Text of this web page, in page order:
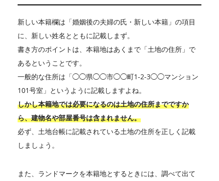
新しい本籍欄は「婚姻後の夫婦の氏・新しい本籍」の項目
に、新しい姓名とともに記載しまず。
書き方のポイントは、本籍地はあくまで「土地の住所」で
あるということです。
一般的な住所は「◯◯県◯◯市◯◯町1-2-3◯◯マンション
101号室」というように記載しますよね。
しかし本籍地では必要になるのは土地の住所までですか
ら、建物名や部屋番号は含まれません。
必ず、土地台帳に記載されている土地の住所を正しく記載
しましょう。
また、ランドマークを本籍地とするときには、調べて出て